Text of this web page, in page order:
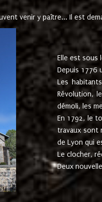
venir y paître... Il est
Elle est sous
Depuis 1776
Les
Révolution,
démoli, les
En 1792, le
travaux sont
de Lyon qui
Le clocher,
Deux